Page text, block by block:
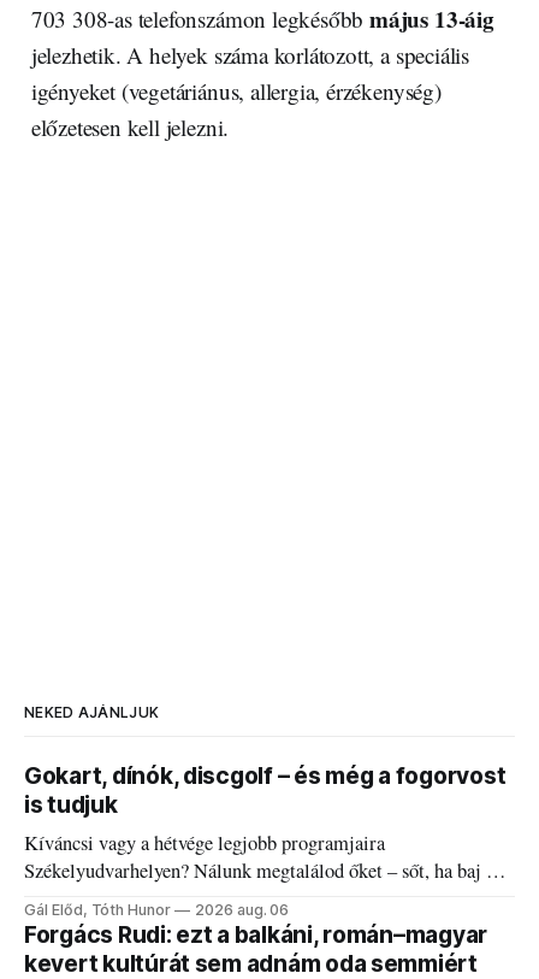
703 308-as telefonszámon legkésőbbmájus 13-áig
jelezhetik. A helyek száma korlátozott, a speciális
igényeket (vegetáriánus, allergia, érzékenység)
előzetesen kell jelezni.
NEKED AJÁNLJUK
Gokart, dínók, discgolf – és még a fogorvost
is tudjuk
Kíváncsi vagy a hétvége legjobb programjaira
Székelyudvarhelyen? Nálunk megtalálod őket – sőt, ha baj van
a fogaddal, a fogorvosi ügyeletet is!
Gál Előd, Tóth Hunor 2026 aug. 06
Forgács Rudi: ezt a balkáni, román–magyar
kevert kultúrát sem adnám oda semmiért